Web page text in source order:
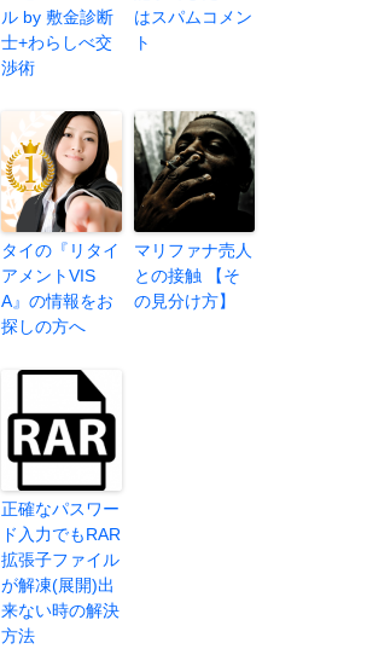
ル by 敷金診断
士+わらしべ交
渉術
はスパムコメン
ト
タイの『リタイ
アメントVIS
A』の情報をお
探しの方へ
マリファナ売人
との接触 【そ
の見分け方】
正確なパスワー
ド入力でもRAR
拡張子ファイル
が解凍(展開)出
来ない時の解決
方法